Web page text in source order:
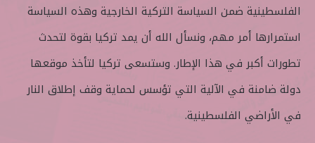
الفلسطينية ضمن السياسة التركية الخارجية وهذه السياسة
استمرارها أمر مهم، ونسأل الله أن يمد تركيا بقوة لتحدث
تطورات أكبر في هذا الإطار. وستسعى تركيا لتأخذ موقعها
دولة ضامنة في الآلية التي تؤسس لحماية وقف إطلاق النار
في الأراضي الفلسطينية.